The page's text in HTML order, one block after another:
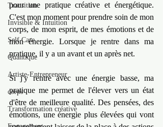
Transition
Invisible & Intuition
Self Care
Quantique
Artiste-Entrepreneur
corps
Transformation créative
pour une pratique créative et énergétique.
C'est mon moment pour prendre soin de mon
corps, de mon esprit, de mes émotions et de
mon énergie. Lorsque je rentre dans ma
pratique, il y a un avant et un après net.
Si j'y rentre avec une énergie basse, ma
pratique me permet de l'élever vers un état
d'être de meilleure qualité. Des pensées, des
émotions, une énergie plus élevées qui vont